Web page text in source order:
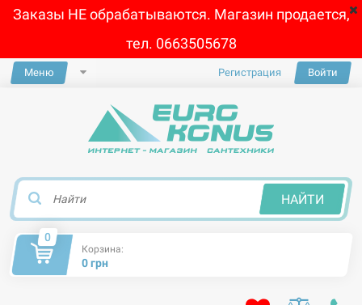
Заказы НЕ обрабатываются. Магазин продается,
тел. 0663505678
Меню Регистрация Войти
НАЙТИ
0
Корзина:
0 грн